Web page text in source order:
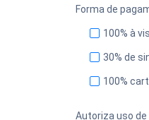
Forma de
100% à
30% de
100%
Autoriza uso